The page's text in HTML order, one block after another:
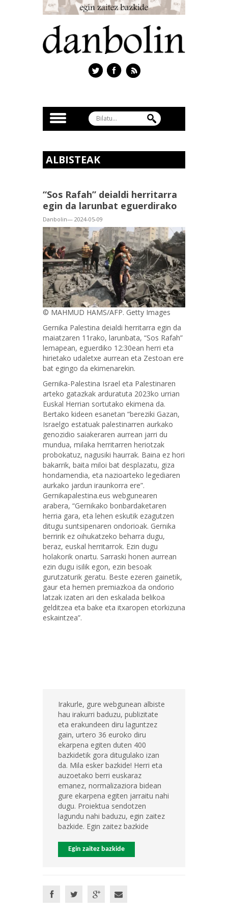
ALBISTEAK
“Sos Rafah” deialdi herritarra
egin da larunbat eguerdirako
Danbolin— 2024-05-09
© MAHMUD HAMS/AFP. Getty Images
Gernika Palestina deialdi herritarra egin da
maiatzaren 11rako, larunbata, “Sos Rafah”
lemapean, eguerdiko 12:30ean herri eta
hirietako udaletxe aurrean eta Zestoan ere
bat egingo da ekimenarekin.
Gernika-Palestina Israel eta Palestinaren
arteko gatazkak arduratuta 2023ko urrian
Euskal Herrian sortutako ekimena da.
Bertako kideen esanetan “bereziki Gazan,
Israelgo estatuak palestinarren aurkako
genozidio saiakeraren aurrean jarri du
mundua, milaka herritarren heriotzak
probokatuz, nagusiki haurrak. Baina ez hori
bakarrik, baita miloi bat desplazatu, giza
hondamendia, eta nazioarteko legediaren
aurkako jardun iraunkorra ere”.
Gernikapalestina.eus webgunearen
arabera, “Gernikako bonbardaketaren
herria gara, eta lehen eskutik ezagutzen
ditugu suntsipenaren ondorioak. Gernika
berririk ez oihukatzeko beharra dugu,
beraz, euskal herritarrok. Ezin dugu
holakorik onartu. Sarraski honen aurrean
ezin dugu isilik egon, ezin besoak
gurutzaturik geratu. Beste ezeren gainetik,
gaur eta hemen premiazkoa da ondorio
latzak izaten ari den eskalada belikoa
gelditzea eta bake eta itxaropen etorkizuna
eskaintzea”.
Irakurle, gure webgunean albiste
hau irakurri baduzu, publizitate
eta erakundeen diru laguntzez
gain, urtero 36 euroko diru
ekarpena egiten duten 400
bazkidetik gora ditugulako izan
da. Mila esker bazkide! Herri eta
auzoetako berri euskaraz
emanez, normalizaziora bidean
gure ekarpena egiten jarraitu nahi
dugu. Proiektua sendotzen
lagundu nahi baduzu, egin zaitez
bazkide. Egin zaitez bazkide
Egin zaitez bazkide